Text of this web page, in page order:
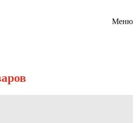
Меню